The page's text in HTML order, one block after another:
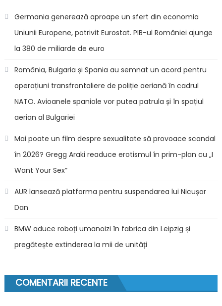
Germania generează aproape un sfert din economia
Uniunii Europene, potrivit Eurostat. PIB-ul României ajunge
la 380 de miliarde de euro
România, Bulgaria și Spania au semnat un acord pentru
operațiuni transfrontaliere de poliție aeriană în cadrul
NATO. Avioanele spaniole vor putea patrula și în spațiul
aerian al Bulgariei
Mai poate un film despre sexualitate să provoace scandal
în 2026? Gregg Araki readuce erotismul în prim-plan cu „I
Want Your Sex”
AUR lansează platforma pentru suspendarea lui Nicușor
Dan
BMW aduce roboți umanoizi în fabrica din Leipzig și
pregătește extinderea la mii de unități
COMENTARII RECENTE